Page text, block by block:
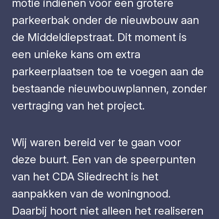
motie indienen voor een grotere
parkeerbak onder de nieuwbouw aan
de Middeldiepstraat. Dit moment is
een unieke kans om extra
parkeerplaatsen toe te voegen aan de
bestaande nieuwbouwplannen, zonder
vertraging van het project.
Wij waren bereid ver te gaan voor
deze buurt. Een van de speerpunten
van het CDA Sliedrecht is het
aanpakken van de woningnood.
Daarbij hoort niet alleen het realiseren